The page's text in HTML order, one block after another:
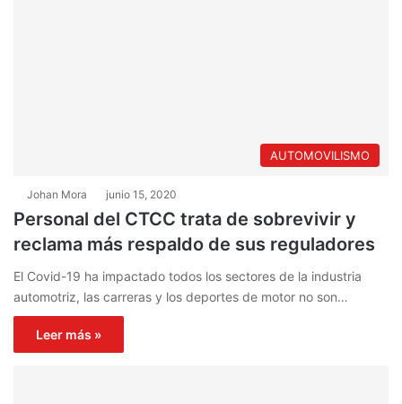
AUTOMOVILISMO
Johan Mora junio 15, 2020
Personal del CTCC trata de sobrevivir y
reclama más respaldo de sus reguladores
El Covid-19 ha impactado todos los sectores de la industria
automotriz, las carreras y los deportes de motor no son…
Leer más »